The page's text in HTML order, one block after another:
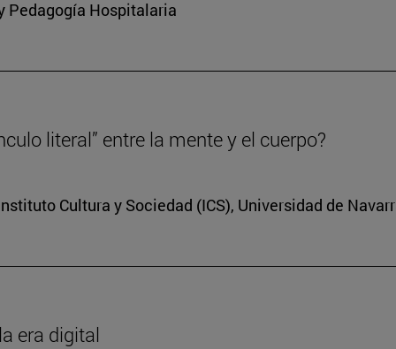
Pedagogía Hospitalaria
literal” entre la mente y el cuerpo?
Cultura y Sociedad (ICS), Universidad de
era digital